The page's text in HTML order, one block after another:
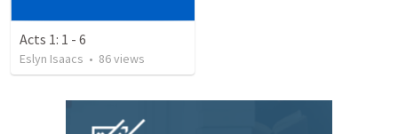
Acts 1: 1 - 6
Eslyn Isaacs • 86views